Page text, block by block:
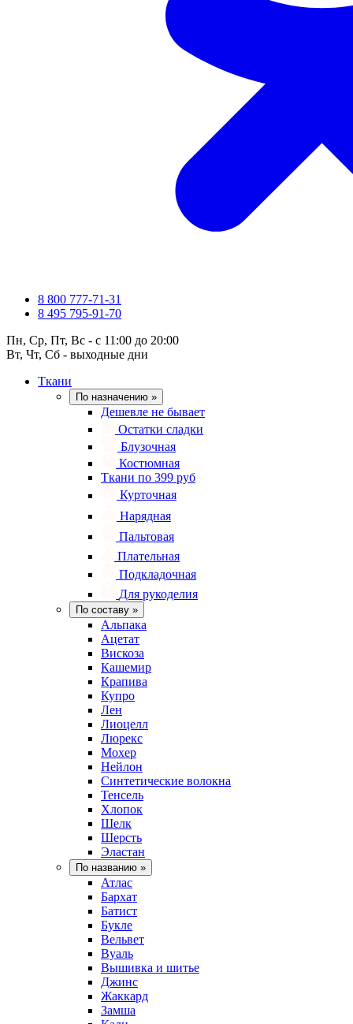
8 800 777-71-31
8 495 795-91-70
Пн, Ср, Пт, Вс - с 11:00 до 20:00
Вт, Чт, Сб - выходные дни
Ткани
По назначению »
Дешевле не бывает
Остатки сладки
Блузочная
Костюмная
Ткани по 399 руб
Курточная
Нарядная
Пальтовая
Плательная
Подкладочная
Для рукоделия
По составу »
Альпака
Ацетат
Вискоза
Кашемир
Крапива
Купро
Лен
Лиоцелл
Люрекс
Мохер
Нейлон
Синтетические волокна
Тенсель
Хлопок
Шелк
Шерсть
Эластан
По названию »
Атлас
Бархат
Батист
Букле
Вельвет
Вуаль
Вышивка и шитье
Джинс
Жаккард
Замша